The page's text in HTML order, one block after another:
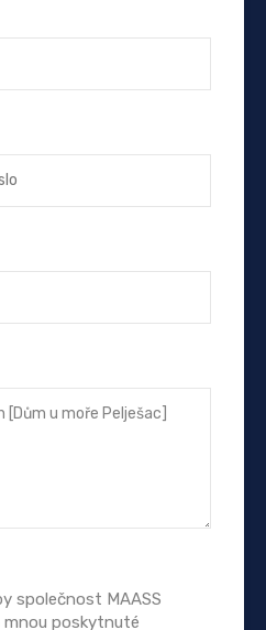
společnost MAASS
mnou poskytnuté